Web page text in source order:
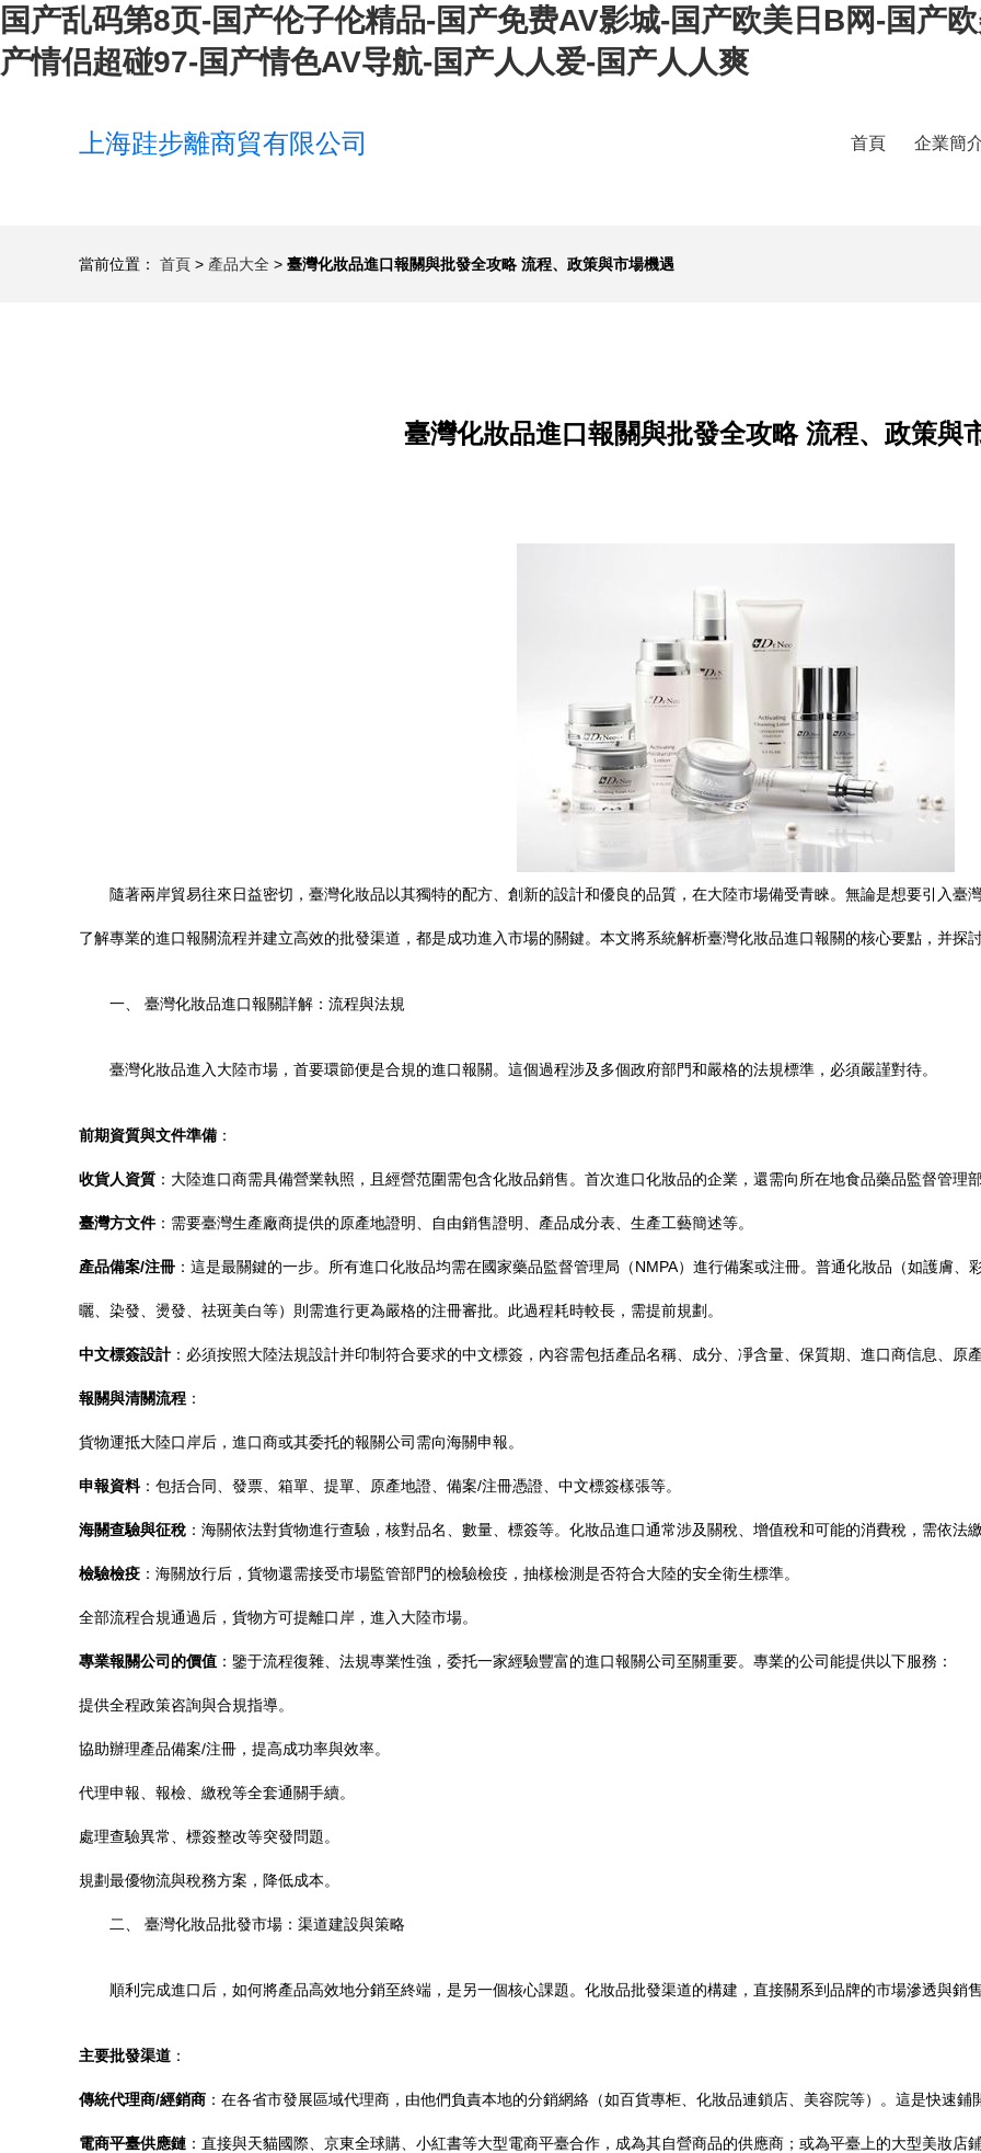
国产乱码第8页-国产伦子伦精品-国产免费AV影城-国产欧美日B网-国产
产情侣超碰97-国产情色AV导航-国产人人爱-国产人人爽
上海跬步離商貿有限公司 首頁 企業簡
當前位置： 首頁 > 產品大全 > 臺灣化妝品進口報關與批發全攻略 流程、政策與市場機遇
臺灣化妝品進口報關與批發全攻略 流程、政策與
隨著兩岸貿易往來日益密切，臺灣化妝品以其獨特的配方、創新的設計和優良的品質，在大陸市場備受青睞。無論是想要引入臺
了解專業的進口報關流程并建立高效的批發渠道，都是成功進入市場的關鍵。本文將系統解析臺灣化妝品進口報關的核心要點，并探
一、 臺灣化妝品進口報關詳解：流程與法規
臺灣化妝品進入大陸市場，首要環節便是合規的進口報關。這個過程涉及多個政府部門和嚴格的法規標準，必須嚴謹對待。
前期資質與文件準備 ：
收貨人資質 ：大陸進口商需具備營業執照，且經營范圍需包含化妝品銷售。首次進口化妝品的企業，還需向所在地食品藥品監督管理
臺灣方文件：需要臺灣生產廠商提供的原產地證明、自由銷售證明、產品成分表、生產工藝簡述等。
產品備案/注冊 ：這是最關鍵的一步。所有進口化妝品均需在國家藥品監督管理局（NMPA）進行備案或注冊。普通化妝品（如護膚
曬、染發、燙發、祛斑美白等）則需進行更為嚴格的注冊審批。此過程耗時較長，需提前規劃。
中文標簽設計：必須按照大陸法規設計并印制符合要求的中文標簽，內容需包括產品名稱、成分、凈含量、保質期、進口商信息、原
報關與清關流程 ：
貨物運抵大陸口岸后，進口商或其委托的報關公司需向海關申報。
申報資料：包括合同、發票、箱單、提單、原產地證、備案/注冊憑證、中文標簽樣張等。
海關查驗與征稅 ：海關依法對貨物進行查驗，核對品名、數量、標簽等。化妝品進口通常涉及關稅、增值稅和可能的消費稅，需依法
檢驗檢疫 ：海關放行后，貨物還需接受市場監管部門的檢驗檢疫，抽樣檢測是否符合大陸的安全衛生標準。
全部流程合規通過后，貨物方可提離口岸，進入大陸市場。
專業報關公司的價值 ：鑒于流程復雜、法規專業性強，委托一家經驗豐富的進口報關公司至關重要。專業的公司能提供以下服務：
提供全程政策咨詢與合規指導。
協助辦理產品備案/注冊，提高成功率與效率。
代理申報、報檢、繳稅等全套通關手續。
處理查驗異常、標簽整改等突發問題。
規劃最優物流與稅務方案，降低成本。
二、 臺灣化妝品批發市場：渠道建設與策略
順利完成進口后，如何將產品高效地分銷至終端，是另一個核心課題。化妝品批發渠道的構建，直接關系到品牌的市場滲透與銷
主要批發渠道 ：
傳統代理商/經銷商 ：在各省市發展區域代理商，由他們負責本地的分銷網絡（如百貨專柜、化妝品連鎖店、美容院等）。這是快速鋪
電商平臺供應鏈 ：直接與天貓國際、京東全球購、小紅書等大型電商平臺合作，成為其自營商品的供應商；或為平臺上的大型美妝店